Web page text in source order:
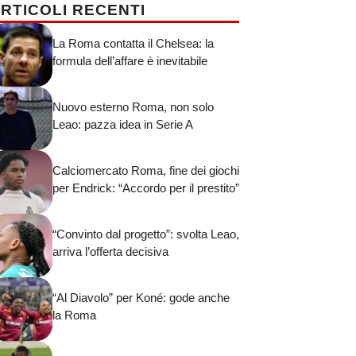
RECENTI
La Roma contatta il Chelsea: la
formula dell’affare è inevitabile
Nuovo esterno Roma, non solo
Leao: pazza idea in Serie A
Calciomercato Roma, fine dei giochi
per Endrick: “Accordo per il prestito”
“Convinto dal progetto”: svolta Leao,
arriva l’offerta decisiva
“Al Diavolo” per Koné: gode anche
la Roma